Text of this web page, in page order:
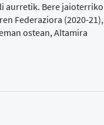
aurretik. Bere jaioterriko
Federaziora (2020-21),
ostean, Altamira